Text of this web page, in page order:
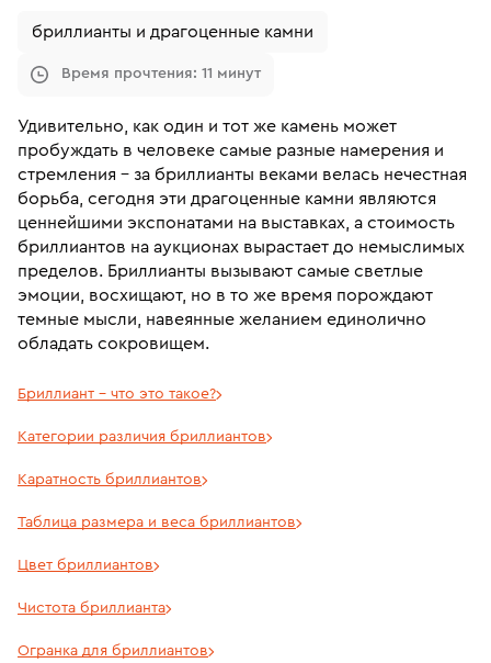
бриллианты и драгоценные камни
Время прочтения: 11 минут
Удивительно, как один и тот же камень может
пробуждать в человеке самые разные намерения и
стремления – за бриллианты веками велась нечестная
борьба, сегодня эти драгоценные камни являются
ценнейшими экспонатами на выставках, а стоимость
бриллиантов на аукционах вырастает до немыслимых
пределов. Бриллианты вызывают самые светлые
эмоции, восхищают, но в то же время порождают
темные мысли, навеянные желанием единолично
обладать сокровищем.
Бриллиант – что это такое?
Категории различия бриллиантов
Каратность бриллиантов
Таблица размера и веса бриллиантов
Цвет бриллиантов
Чистота бриллианта
Огранка для бриллиантов